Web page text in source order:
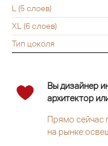
L (5 слоев)
XL (6 слоев)
Тип цоколя
Вы дизайнер
архитектор
Прямо сейчас
на рынке